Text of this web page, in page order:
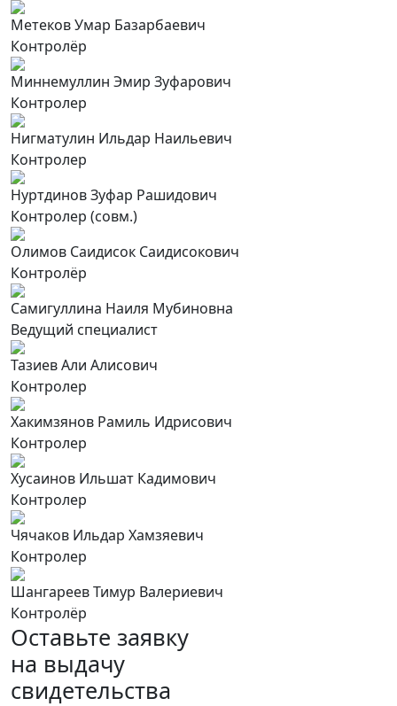
Метеков Умар Базарбаевич
Контролёр
Миннемуллин Эмир Зуфарович
Контролер
Нигматулин Ильдар Наильевич
Контролер
Нуртдинов Зуфар Рашидович
Контролер (совм.)
Олимов Саидисок Саидисокович
Контролёр
Самигуллина Наиля Мубиновна
Ведущий специалист
Тазиев Али Алисович
Контролер
Хакимзянов Рамиль Идрисович
Контролер
Хусаинов Ильшат Кадимович
Контролер
Чячаков Ильдар Хамзяевич
Контролер
Шангареев Тимур Валериевич
Контролёр
Оставьте заявку
на выдачу
свидетельства